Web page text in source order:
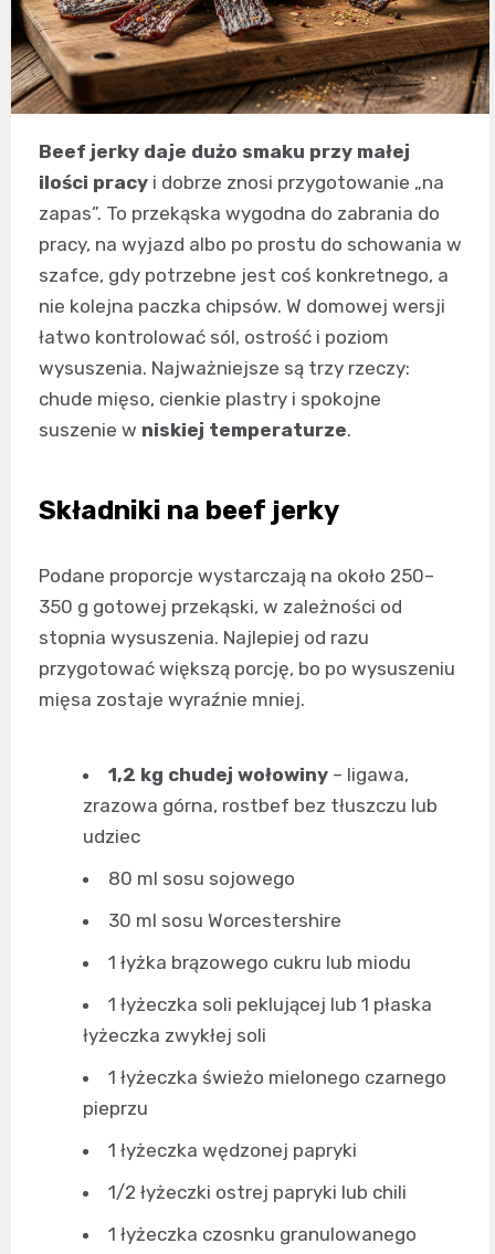
Beef jerky daje dużo smaku przy małej
ilości pracy i dobrze znosi przygotowanie „na
zapas”. To przekąska wygodna do zabrania do
pracy, na wyjazd albo po prostu do schowania w
szafce, gdy potrzebne jest coś konkretnego, a
nie kolejna paczka chipsów. W domowej wersji
łatwo kontrolować sól, ostrość i poziom
wysuszenia. Najważniejsze są trzy rzeczy:
chude mięso, cienkie plastry i spokojne
suszenie w niskiej temperaturze.
Składniki na beef jerky
Podane proporcje wystarczają na około 250–
350 g gotowej przekąski, w zależności od
stopnia wysuszenia. Najlepiej od razu
przygotować większą porcję, bo po wysuszeniu
mięsa zostaje wyraźnie mniej.
1,2 kg chudej wołowiny – ligawa,
zrazowa górna, rostbef bez tłuszczu lub
udziec
80 ml sosu sojowego
30 ml sosu Worcestershire
1 łyżka brązowego cukru lub miodu
1 łyżeczka soli peklującej lub 1 płaska
łyżeczka zwykłej soli
1 łyżeczka świeżo mielonego czarnego
pieprzu
1 łyżeczka wędzonej papryki
1/2 łyżeczki ostrej papryki lub chili
1 łyżeczka czosnku granulowanego